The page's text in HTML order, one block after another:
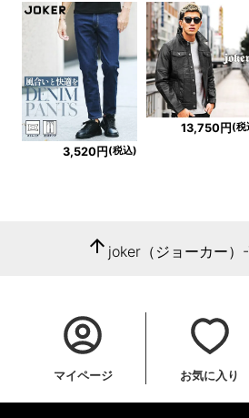
3,520円(税込)
13,750円 (税
arrow_upward joker（ジョーカー）
マイページ お気に入り